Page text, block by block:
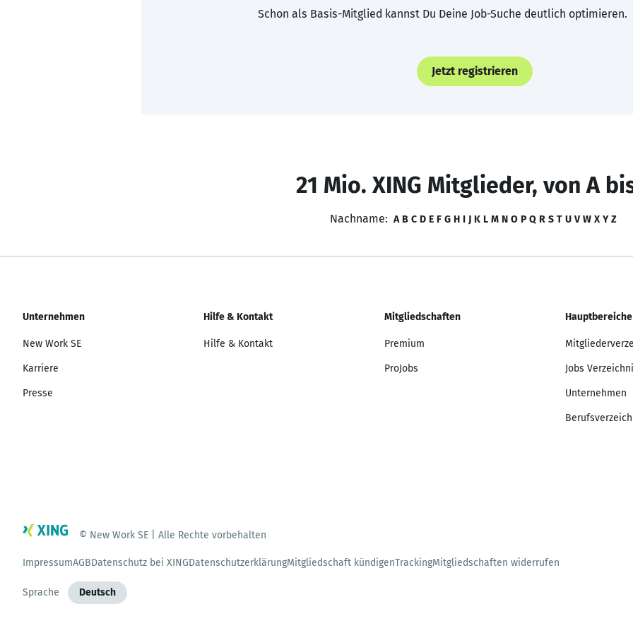
Schon als Basis-Mitglied kannst Du Deine Job-Suche deutlich optimieren.
Jetzt registrieren
21 Mio. XING Mitglieder, von A
Nachname: A B C D E F G H I J K L M N O P Q R S T U V W X Y Z
Unternehmen
New Work SE
Karriere
Presse
Hilfe & Kontakt
Hilfe & Kontakt
Mitgliedschaften
Premium
ProJobs
Hauptbereiche
Jobs
Unternehmen
© New Work SE | Alle Rechte vorbehalten
ImpressumAGBDatenschutz bei XINGDatenschutzerklärungMitgliedschaft kündigenTrackingMitgliedschaften widerrufen
Sprache Deutsch